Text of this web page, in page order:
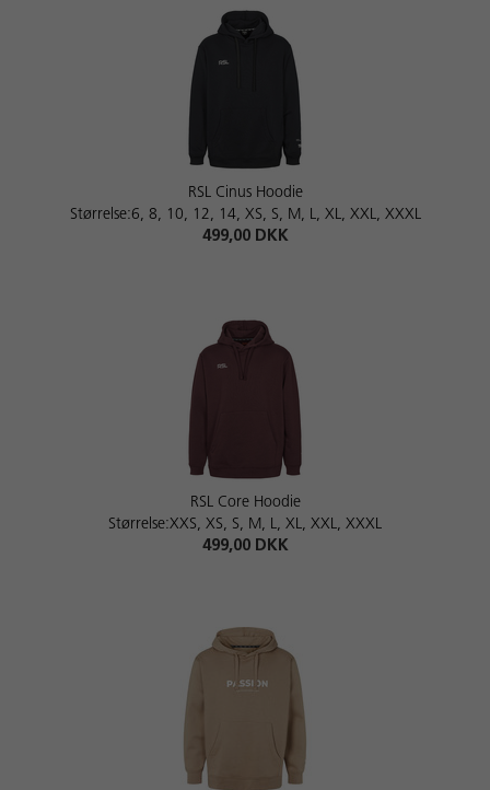
RSL Cinus Hoodie
Størrelse:6, 8, 10, 12, 14, XS, S, M, L, XL, XXL, XXXL
499,00 DKK
RSL Core Hoodie
Størrelse:XXS, XS, S, M, L, XL, XXL, XXXL
499,00 DKK